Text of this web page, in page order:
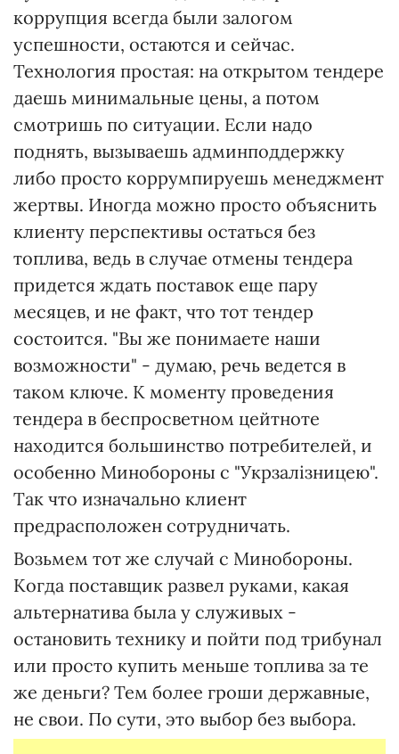
коррупция всегда были залогом
успешности, остаются и сейчас.
Технология простая: на открытом тендере
даешь минимальные цены, а потом
смотришь по ситуации. Если надо
поднять, вызываешь админподдержку
либо просто коррумпируешь менеджмент
жертвы. Иногда можно просто объяснить
клиенту перспективы остаться без
топлива, ведь в случае отмены тендера
придется ждать поставок еще пару
месяцев, и не факт, что тот тендер
состоится. "Вы же понимаете наши
возможности" - думаю, речь ведется в
таком ключе. К моменту проведения
тендера в беспросветном цейтноте
находится большинство потребителей, и
особенно Минобороны с "Укрзалізницею".
Так что изначально клиент
предрасположен сотрудничать.
Возьмем тот же случай с Минобороны.
Когда поставщик развел руками, какая
альтернатива была у служивых -
остановить технику и пойти под трибунал
или просто купить меньше топлива за те
же деньги? Тем более гроши державные,
не свои. По сути, это выбор без выбора.